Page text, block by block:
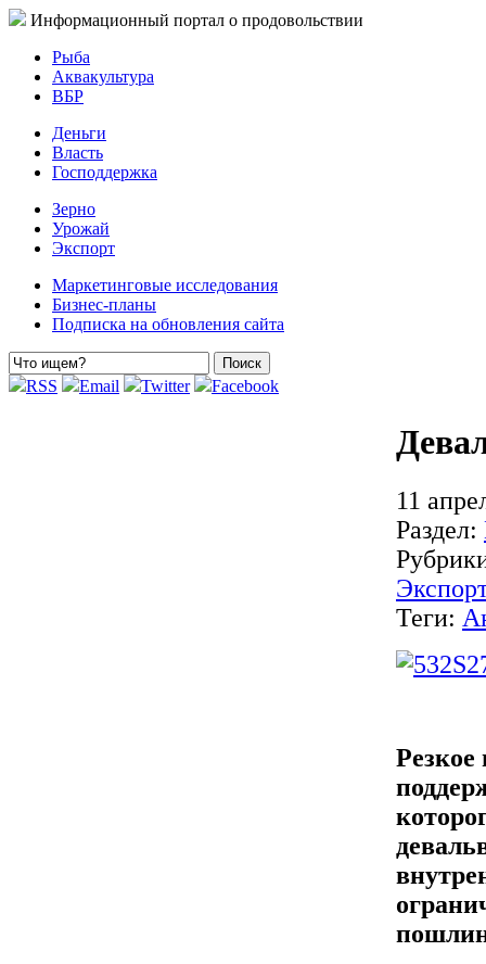
Информационный портал о продовольствии
Рыба
Аквакультура
ВБР
Деньги
Власть
Господдержка
Зерно
Урожай
Экспорт
Маркетинговые исследования
Бизнес-планы
Подписка на обновления сайта
RSS Email Twitter Facebook
11
Раздел:
Теги:
Резкое